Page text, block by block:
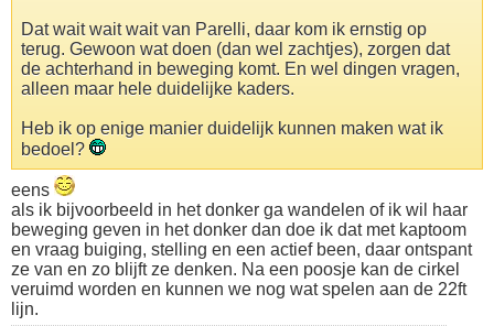
Dat wait wait wait van Parelli, daar kom ik ernstig op
terug. Gewoon wat doen (dan wel zachtjes), zorgen dat
de achterhand in beweging komt. En wel dingen vragen,
alleen maar hele duidelijke kaders.
Heb ik op enige manier duidelijk kunnen maken wat ik
bedoel?
eens
als ik bijvoorbeeld in het donker ga wandelen of ik wil haar
beweging geven in het donker dan doe ik dat met kaptoom
en vraag buiging, stelling en een actief been, daar ontspant
ze van en zo blijft ze denken. Na een poosje kan de cirkel
veruimd worden en kunnen we nog wat spelen aan de 22ft
lijn.